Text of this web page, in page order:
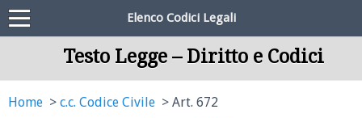
Elenco Codici Legali
Testo Legge – Diritto e Codici
Home c.c. Codice Civile Art. 672